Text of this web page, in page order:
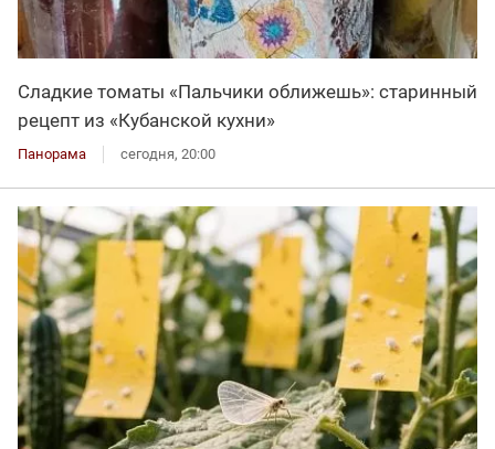
Сладкие томаты «Пальчики оближешь»: старинный
рецепт из «Кубанской кухни»
Панорама сегодня, 20:00